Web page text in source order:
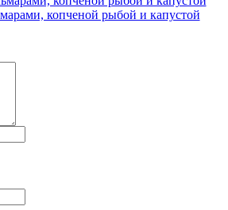
копченой рыбой и капустой